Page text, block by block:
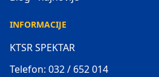
INFORMACIJE
KTSR SPEKTAR
Telefon: 032 / 652 014